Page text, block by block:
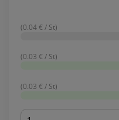
(0.04 € / St)
(0.03 € / St)
(0.03 € / St)
Menge